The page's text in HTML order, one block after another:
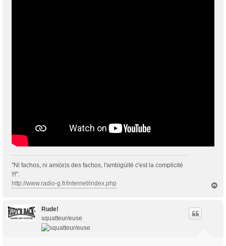
"Ni fachos, ni ami(e)s des fachos, l'ambigüité c'est la complicité
!!!".
http://www.radio-g.fr/internet/index.php
Rude!
squatteur/euse